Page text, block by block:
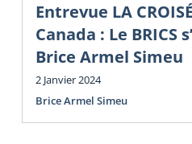
Entrevue LA
Canada : Le BRICS
Brice Armel Simeu
2 Janvier 2024
Brice Armel Simeu